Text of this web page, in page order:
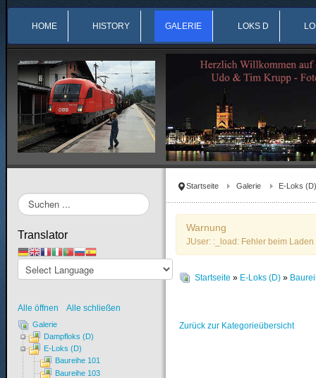
HOME HISTORY GALERIE LOKS D
Startseite Galerie E-Loks (D)
Warnung
JUser: :_load: Fehler beim
Startseite » E-Loks (D) »
Zurück zur Kategorieübersicht
Suchen
...
Translator
Alle öffnen Alle schließen
Galerie
Dampfloks (D)
E-Loks (D)
Baureihe 101
Baureihe 103